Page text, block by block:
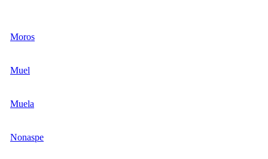
Moros
Muel
Muela
Nonaspe